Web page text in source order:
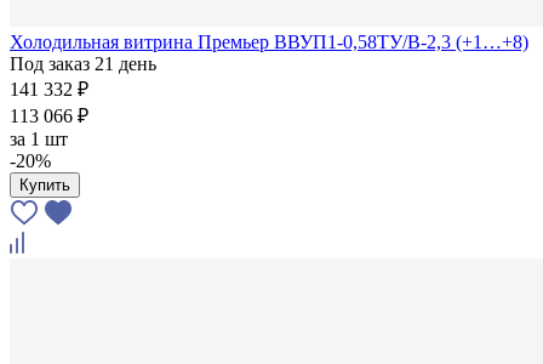
Холодильная витрина Премьер ВВУП1-0,58ТУ/В-2,3 (+1…+8)
Под заказ 21 день
141 332 ₽
113 066 ₽
за 1 шт
-20%
Купить